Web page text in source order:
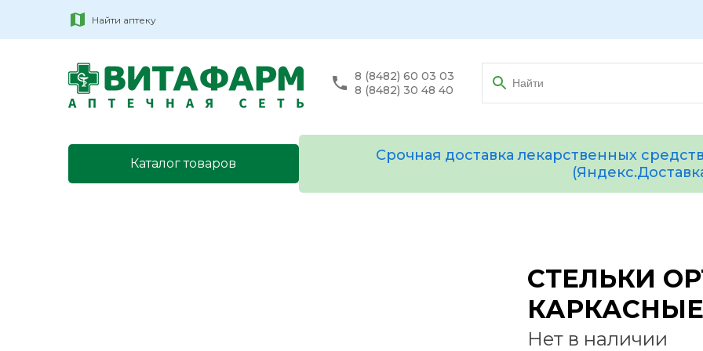
Найти аптеку
8 (8482) 60 03 03
8 (8482) 30 48 40
Каталог товаров
Срочная доставка лекарственных
СТЕЛЬКИ
Нет в наличии